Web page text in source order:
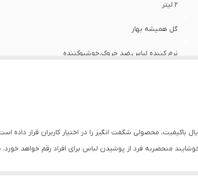
2 لیتر
گل همیشه بهار
نرم کننده لباس،ضد چروک،خوشبوکننده
باکیفیت، محصولی شگفت انگیز را در اختیار کاربران قرار داده
منحصربه فرد از پوشیدن لباس برای افراد رقم خواهد خورد.